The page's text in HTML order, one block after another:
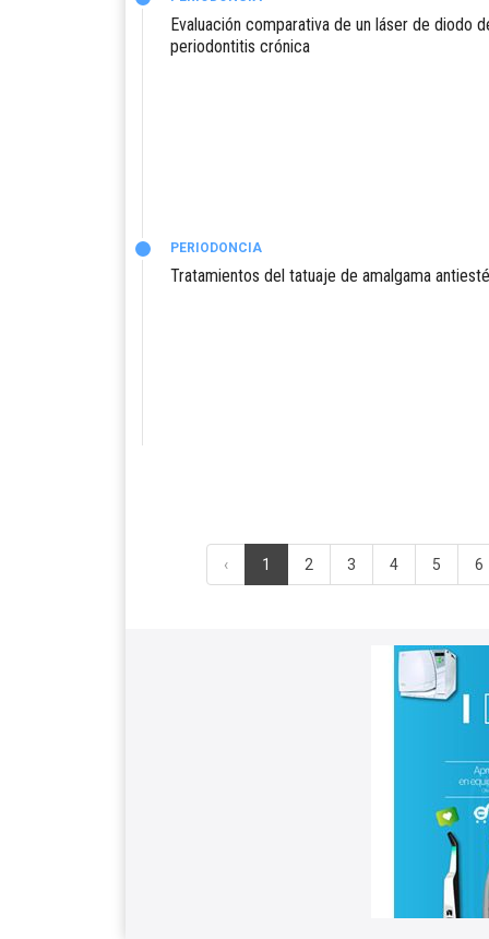
Evaluación comparativa de un láser de diodo
periodontitis crónica
PERIODONCIA
Tratamientos del tatuaje de amalgama
‹ 1 2 3 4 5 6